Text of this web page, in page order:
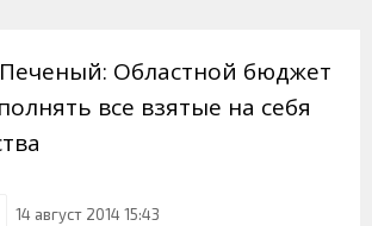
Областной бюджет
все взятые на себя
14 август 2014 15:43